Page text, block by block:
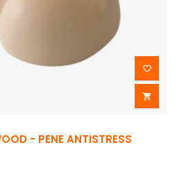


- PENE ANTISTRESS